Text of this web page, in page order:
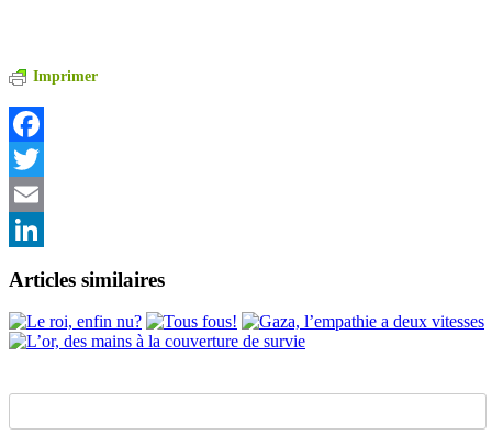
Imprimer
Facebook
Twitter
Email
Articles similaires